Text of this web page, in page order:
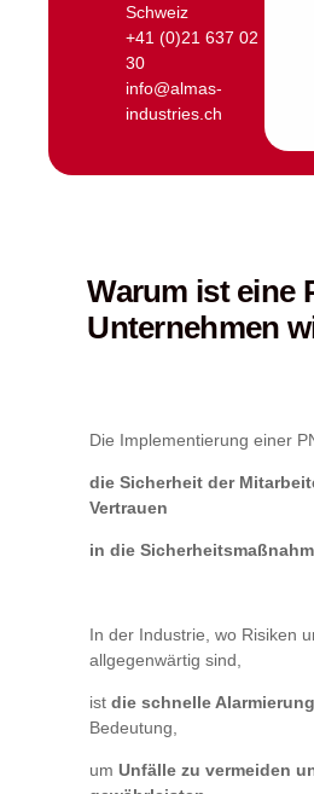
Schweiz
+41 (0)21 637 02
30
info@almas-
industries.ch
Warum ist eine
Unternehmen
Die Implementierung einer
die Sicherheit der
Vertrauen
in die
In der Industrie, wo Risiken
allgegenwärtig sind,
istdie schnelle Alarmierung
Bedeutung,
umUnfälle zu vermeiden